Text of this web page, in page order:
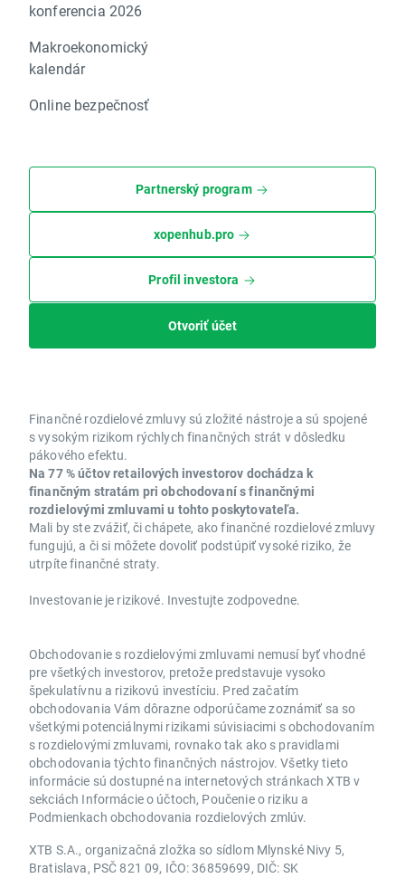
konferencia 2026
Makroekonomický
kalendár
Online bezpečnosť
Partnerský program
xopenhub.pro
Profil investora
Otvoriť účet
Finančné rozdielové zmluvy sú zložité nástroje a sú spojené
s vysokým rizikom rýchlych finančných strát v dôsledku
pákového efektu.
Na 77 % účtov retailových investorov dochádza k
finančným stratám pri obchodovaní s finančnými
rozdielovými zmluvami u tohto poskytovateľa.
Mali by ste zvážiť, či chápete, ako finančné rozdielové zmluvy
fungujú, a či si môžete dovoliť podstúpiť vysoké riziko, že
utrpíte finančné straty.
Investovanie je rizikové. Investujte zodpovedne.
Obchodovanie s rozdielovými zmluvami nemusí byť vhodné
pre všetkých investorov, pretože predstavuje vysoko
špekulatívnu a rizikovú investíciu. Pred začatím
obchodovania Vám dôrazne odporúčame zoznámiť sa so
všetkými potenciálnymi rizikami súvisiacimi s obchodovaním
s rozdielovými zmluvami, rovnako tak ako s pravidlami
obchodovania týchto finančných nástrojov. Všetky tieto
informácie sú dostupné na internetových stránkach XTB v
sekciách Informácie o účtoch, Poučenie o riziku a
Podmienkach obchodovania rozdielových zmlúv.
XTB S.A., organizačná zložka so sídlom Mlynské Nivy 5,
Bratislava, PSČ 821 09, IČO: 36859699, DIČ: SK